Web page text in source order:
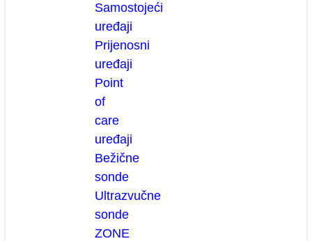
Samostojeći
uređaji
Prijenosni
uređaji
Point
of
care
uređaji
Bežične
sonde
Ultrazvučne
sonde
ZONE